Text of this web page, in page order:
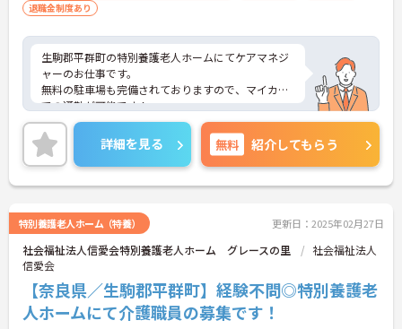
退職金制度あり
生駒郡平群町の特別養護老人ホームにてケアマネジ
ャーのお仕事です。
無料の駐車場も完備されておりますので、マイカー
での通勤が可能です！
ご興味がある方は是非一度マイナビまでお問い合わ
せください。さらに詳細などお伝えします！
詳細を見る 無料 紹介してもらう
特別養護老人ホーム（特養） 更新日：2025年02月27日
社会福祉法人信愛会特別養護老人ホーム グレースの里
社会福祉法人
信愛会
【奈良県／生駒郡平群町】経験不問◎特別養護老
人ホームにて介護職員の募集です！